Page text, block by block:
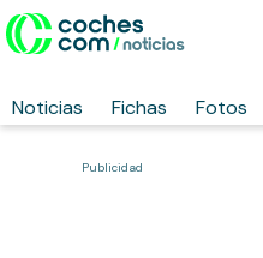
Noticias Fichas Fotos
Publicidad